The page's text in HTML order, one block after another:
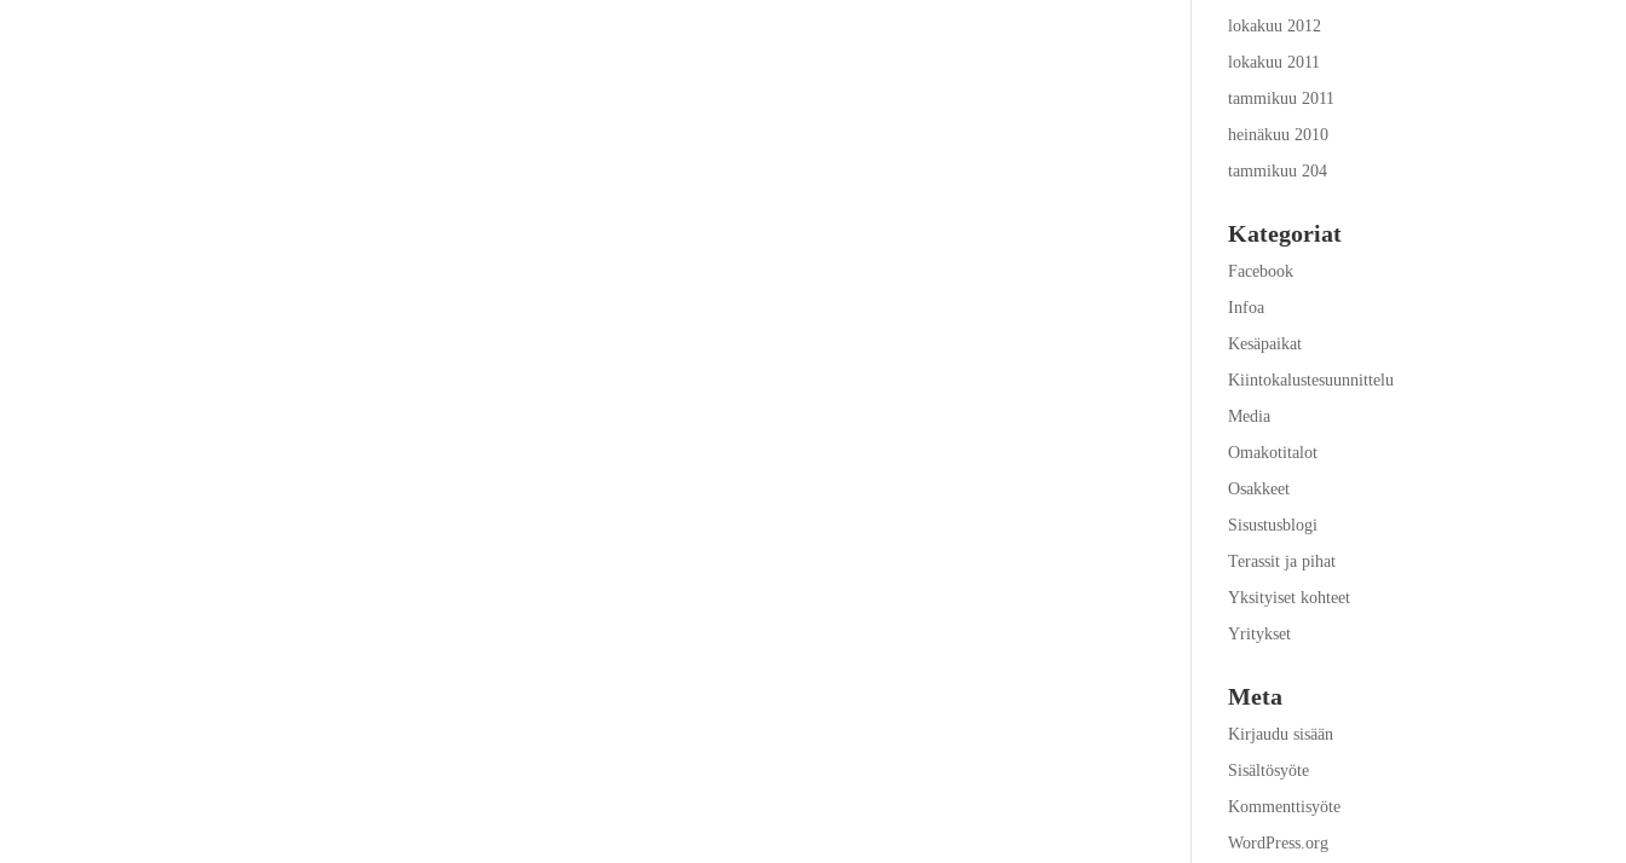
lokakuu 2012
lokakuu 2011
tammikuu 2011
heinäkuu 2010
tammikuu 204
Kategoriat
Facebook
Infoa
Kesäpaikat
Kiintokalustesuunnittelu
Media
Omakotitalot
Osakkeet
Sisustusblogi
Terassit ja pihat
Yksityiset kohteet
Yritykset
Meta
Kirjaudu sisään
Sisältösyöte
Kommenttisyöte
WordPress.org